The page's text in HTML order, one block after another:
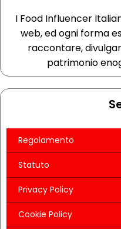
I Food Influencer
web, ed ogni forma
raccontare,
patrimonio
Regolamento
Statuto
Privacy Policy
Cookie Policy